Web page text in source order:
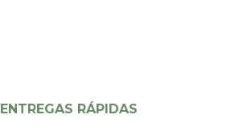
ENTREGAS RÁPIDAS